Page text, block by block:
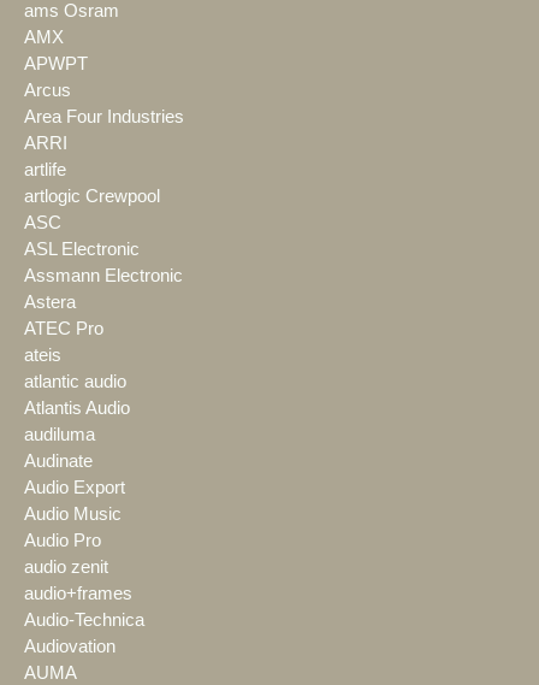
ams Osram
AMX
APWPT
Arcus
Area Four Industries
ARRI
artlife
artlogic Crewpool
ASC
ASL Electronic
Assmann Electronic
Astera
ATEC Pro
ateis
atlantic audio
Atlantis Audio
audiluma
Audinate
Audio Export
Audio Music
Audio Pro
audio zenit
audio+frames
Audio-Technica
Audiovation
AUMA